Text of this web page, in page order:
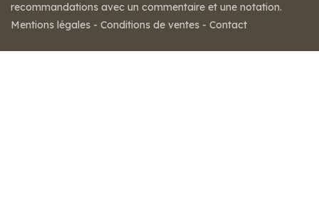
recommandations avec un commentaire et une notation.
Mentions légales - Conditions de ventes - Contact